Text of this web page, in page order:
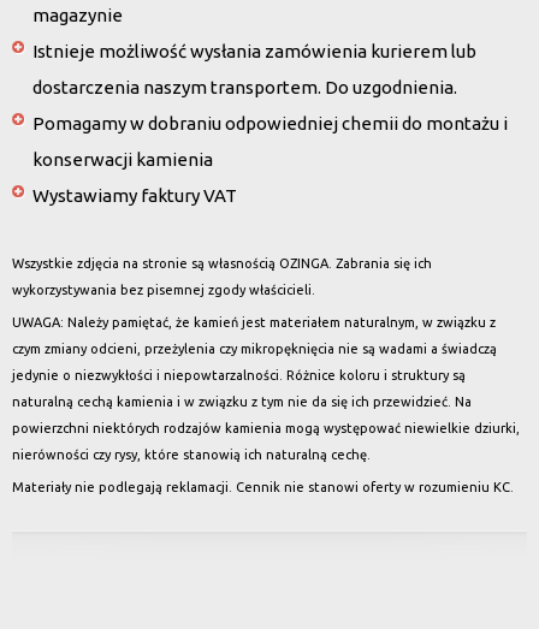
magazynie
Istnieje możliwość wysłania zamówienia kurierem lub
dostarczenia naszym transportem. Do uzgodnienia.
Pomagamy w dobraniu odpowiedniej chemii do montażu i
konserwacji kamienia
Wystawiamy faktury VAT
Wszystkie zdjęcia na stronie są własnością OZINGA. Zabrania się ich
wykorzystywania bez pisemnej zgody właścicieli.
UWAGA: Należy pamiętać, że kamień jest materiałem naturalnym, w związku z
czym zmiany odcieni, przeżylenia czy mikropęknięcia nie są wadami a świadczą
jedynie o niezwykłości i niepowtarzalności. Różnice koloru i struktury są
naturalną cechą kamienia i w związku z tym nie da się ich przewidzieć. Na
powierzchni niektórych rodzajów kamienia mogą występować niewielkie dziurki,
nierówności czy rysy, które stanowią ich naturalną cechę.
Materiały nie podlegają reklamacji. Cennik nie stanowi oferty w rozumieniu KC.